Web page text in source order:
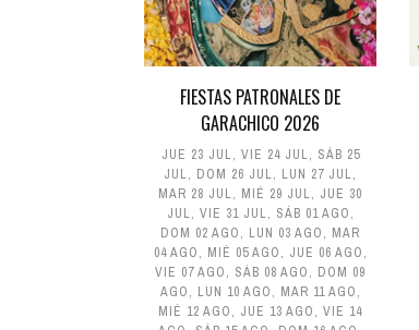
FIESTAS PATRONALES DE
GARACHICO 2026
JUE 23 JUL, VIE 24 JUL, SÁB 25
JUL, DOM 26 JUL, LUN 27 JUL,
MAR 28 JUL, MIÉ 29 JUL, JUE 30
JUL, VIE 31 JUL, SÁB 01 AGO,
DOM 02 AGO, LUN 03 AGO, MAR
04 AGO, MIÉ 05 AGO, JUE 06 AGO,
VIE 07 AGO, SÁB 08 AGO, DOM 09
AGO, LUN 10 AGO, MAR 11 AGO,
MIÉ 12 AGO, JUE 13 AGO,VIE 14